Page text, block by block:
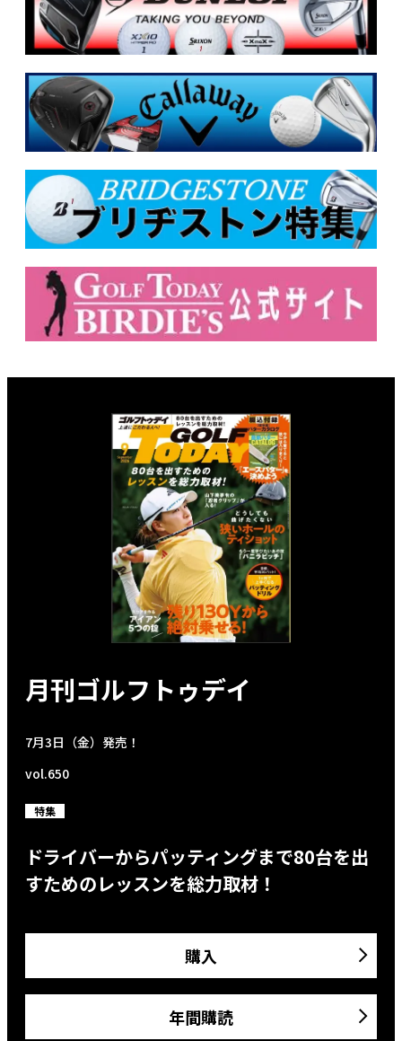
月刊ゴルフトゥデイ
7月3日（金）発売！
vol.650
特集
ドライバーからパッティングまで80台を出
すためのレッスンを総力取材！
購入
年間購読